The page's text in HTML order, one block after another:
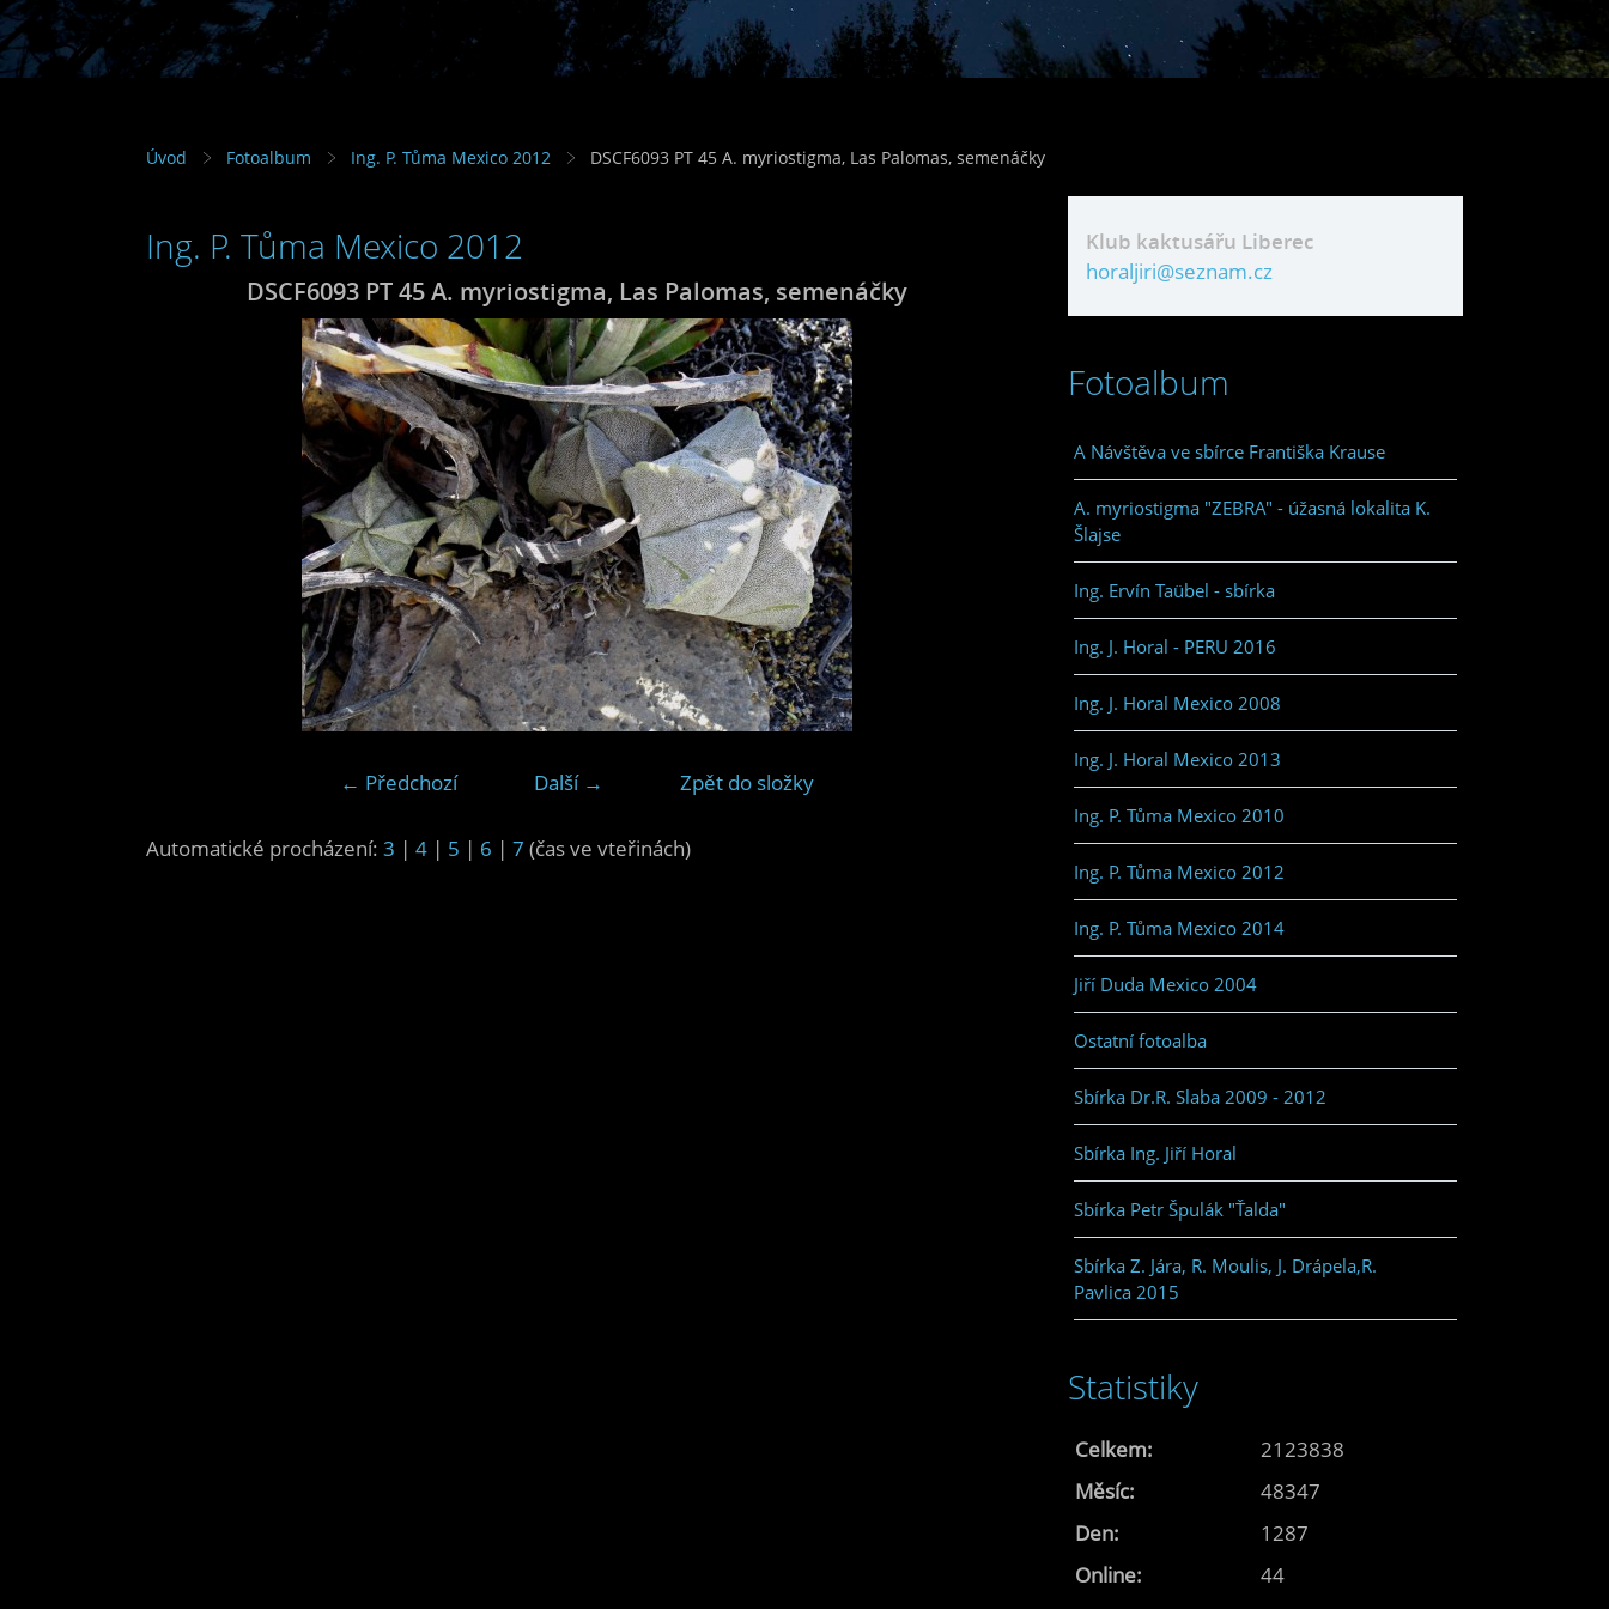
Úvod Fotoalbum Ing. P. Tůma Mexico 2012 DSCF6093 PT 45 A. myriostigma, Las Palomas, semenáčky
Ing. P. Tůma Mexico 2012
DSCF6093 PT 45 A. myriostigma, Las Palomas, semenáčky
← Předchozí Další → Zpět do složky
Automatické procházení: 3 | 4 | 5 | 6 | 7 (čas ve vteřinách)
Klub kaktusářu Liberec
horaljiri@seznam.cz
Fotoalbum
A Návštěva ve sbírce Františka Krause
A. myriostigma "ZEBRA" - úžasná lokalita K.
Šlajse
Ing. Ervín Taübel - sbírka
Ing. J. Horal - PERU 2016
Ing. J. Horal Mexico 2008
Ing. J. Horal Mexico 2013
Ing. P. Tůma Mexico 2010
Ing. P. Tůma Mexico 2012
Ing. P. Tůma Mexico 2014
Jiří Duda Mexico 2004
Ostatní fotoalba
Sbírka Dr.R. Slaba 2009 - 2012
Sbírka Ing. Jiří Horal
Sbírka Petr Špulák "Ťalda"
Sbírka Z. Jára, R. Moulis, J. Drápela,R.
Pavlica 2015
Statistiky
Online: 44
Celkem:
2123838
Měsíc:
48347
Den:
1287